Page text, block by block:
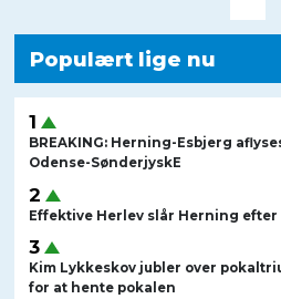
Populært lige nu
BREAKING: Herning-Esbjerg
Odense-SønderjyskE
Effektive Herlev slår Herning
Kim Lykkeskov jubler over
for at hente pokalen